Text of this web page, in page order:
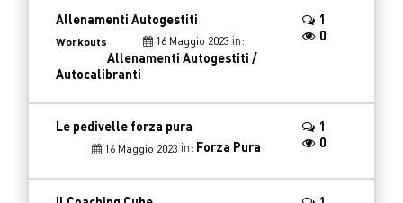
Allenamenti Autogestiti
Workouts 16 Maggio 2023 in:
Allenamenti Autogestiti /
Autocalibranti
1
0
Le pedivelle forza pura
16 Maggio 2023 in: Forza Pura
1
0